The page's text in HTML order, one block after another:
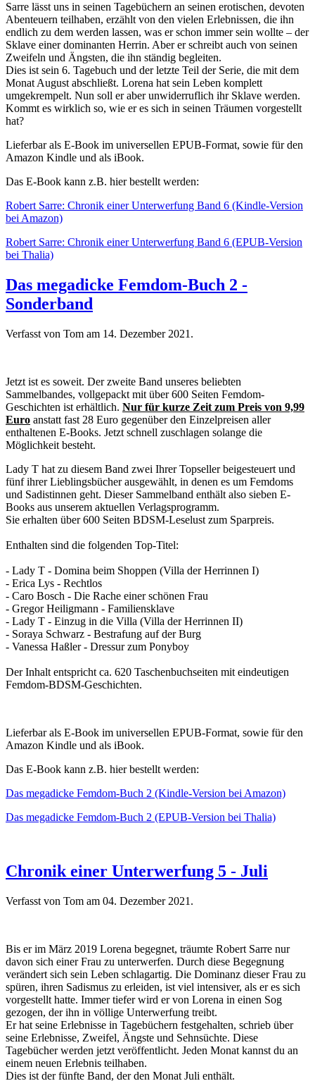
Sarre lässt uns in seinen Tagebüchern an seinen erotischen, devoten
Abenteuern teilhaben, erzählt von den vielen Erlebnissen, die ihn
endlich zu dem werden lassen, was er schon immer sein wollte – der
Sklave einer dominanten Herrin. Aber er schreibt auch von seinen
Zweifeln und Ängsten, die ihn ständig begleiten.
Dies ist sein 6. Tagebuch und der letzte Teil der Serie, die mit dem
Monat August abschließt. Lorena hat sein Leben komplett
umgekrempelt. Nun soll er aber unwiderruflich ihr Sklave werden.
Kommt es wirklich so, wie er es sich in seinen Träumen vorgestellt
hat?
Lieferbar als E-Book im universellen EPUB-Format, sowie für den
Amazon Kindle und als iBook.
Das E-Book kann z.B. hier bestellt werden:
Robert Sarre: Chronik einer Unterwerfung Band 6 (Kindle-Version
bei Amazon)
Robert Sarre: Chronik einer Unterwerfung Band 6 (EPUB-Version
bei Thalia)
Das megadicke Femdom-Buch 2 -
Sonderband
Verfasst von Tom am 14. Dezember 2021 .
Jetzt ist es soweit. Der zweite Band unseres beliebten
Sammelbandes, vollgepackt mit über 600 Seiten Femdom-
Geschichten ist erhältlich. Nur für kurze Zeit zum Preis von 9,99
Euro anstatt fast 28 Euro gegenüber den Einzelpreisen aller
enthaltenen E-Books. Jetzt schnell zuschlagen solange die
Möglichkeit besteht.
Lady T hat zu diesem Band zwei Ihrer Topseller beigesteuert und
fünf ihrer Lieblingsbücher ausgewählt, in denen es um Femdoms
und Sadistinnen geht. Dieser Sammelband enthält also sieben E-
Books aus unserem aktuellen Verlagsprogramm.
Sie erhalten über 600 Seiten BDSM-Leselust zum Sparpreis.
Enthalten sind die folgenden Top-Titel:
- Lady T - Domina beim Shoppen (Villa der Herrinnen I)
- Erica Lys - Rechtlos
- Caro Bosch - Die Rache einer schönen Frau
- Gregor Heiligmann - Familiensklave
- Lady T - Einzug in die Villa (Villa der Herrinnen II)
- Soraya Schwarz - Bestrafung auf der Burg
- Vanessa Haßler - Dressur zum Ponyboy
Der Inhalt entspricht ca. 620 Taschenbuchseiten mit eindeutigen
Femdom-BDSM-Geschichten.
Lieferbar als E-Book im universellen EPUB-Format, sowie für den
Amazon Kindle und als iBook.
Das E-Book kann z.B. hier bestellt werden:
Das megadicke Femdom-Buch 2 (Kindle-Version bei Amazon)
Das megadicke Femdom-Buch 2 (EPUB-Version bei Thalia)
Chronik einer Unterwerfung 5 - Juli
Verfasst von Tom am 04. Dezember 2021 .
Bis er im März 2019 Lorena begegnet, träumte Robert Sarre nur
davon sich einer Frau zu unterwerfen. Durch diese Begegnung
verändert sich sein Leben schlagartig. Die Dominanz dieser Frau zu
spüren, ihren Sadismus zu erleiden, ist viel intensiver, als er es sich
vorgestellt hatte. Immer tiefer wird er von Lorena in einen Sog
gezogen, der ihn in völlige Unterwerfung treibt.
Er hat seine Erlebnisse in Tagebüchern festgehalten, schrieb über
seine Erlebnisse, Zweifel, Ängste und Sehnsüchte. Diese
Tagebücher werden jetzt veröffentlicht. Jeden Monat kannst du an
einem neuen Erlebnis teilhaben.
Dies ist der fünfte Band, der den Monat Juli enthält.